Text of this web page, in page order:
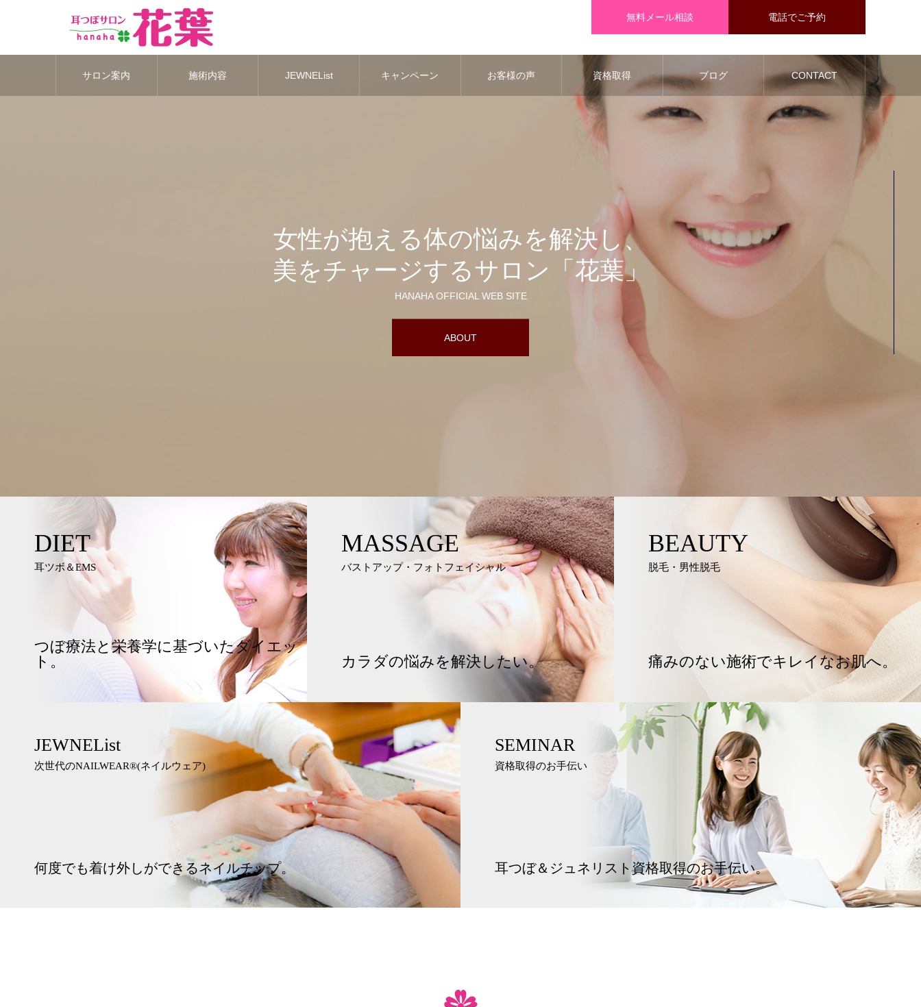
無料メール相談 電話でご予約
サロン案内 施術内容 JEWNEList キャンペーン お客様の声 資格取得 ブログ CONTACT
女性が抱える体の悩みを解決し、
美をチャージするサロン「花葉」
HANAHA OFFICIAL WEB SITE
ABOUT
DIET
耳ツボ＆EMS
つぼ療法と栄養学に基づいたダイエッ
ト。
MASSAGE
バストアップ・フォトフェイシャル
カラダの悩みを解決したい。
BEAUTY
脱毛・男性脱毛
痛みのない施術でキレイなお肌へ。
JEWNEList
次世代のNAILWEAR®︎(ネイルウェア)
何度でも着け外しができるネイルチップ。
SEMINAR
資格取得のお手伝い
耳つぼ＆ジュネリスト資格取得のお手伝い。